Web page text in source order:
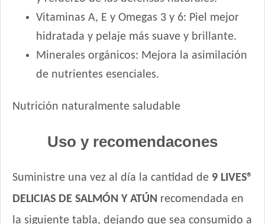
Pro Plan Gato Adulto Piel & Estómago Sensible
Pro Plan Gato Adulto Urinary
Pro Plan Veterinary Diets Gato Adulto Gastrointestinal
Pro Plan Veterinary Diets Gato Adulto Urinary
Profesional Vet Gato Adulto
Profesional Vet Super Premium Gato Adulto Urinary
Vitaminas A, E y Omegas 3 y 6: Piel mejor
hidratada y pelaje más suave y brillante.
Minerales orgánicos: Mejora la asimilación
de nutrientes esenciales.
Nutrición naturalmente saludable
Uso y recomendacones
Suministre una vez al día la cantidad de 9 LIVES®
DELICIAS DE SALMÓN Y ATÚN recomendada en
la siguiente tabla, dejando que sea consumido a